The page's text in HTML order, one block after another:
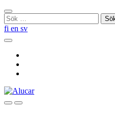
Skip
to
content
Stäng
sökningen
Sök
efter:
fi en sv
Sök
SökMenu